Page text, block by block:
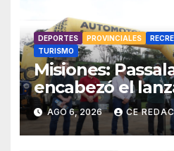
DEPORTES PROVINCIALES
TURISMO
Misiones:
encabezó el
provincial del
llamó a vivir la
San Vicente
AGO 6, 2026 CE